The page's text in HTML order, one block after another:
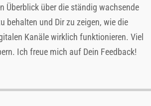
Überblick über die ständig wachsende
behalten und Dir zu zeigen, wie die
Kanäle wirklich funktionieren. Viel
Ich freue mich auf Dein Feedback!